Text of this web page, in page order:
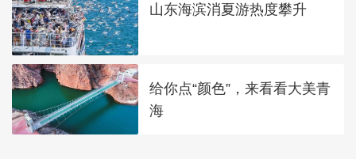
山东海滨消夏游热度攀升
给你点“颜色”，来看看大美青
海